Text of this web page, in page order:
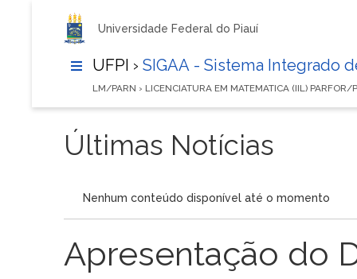
Universidade Federal do Piauí
UFPI › SIGAA - Sistema Integrado
LM/PARN › LICENCIATURA EM MATEMATICA (IIL) PARFOR/
Últimas Notícias
Nenhum conteúdo disponível até o momento
Apresentação do